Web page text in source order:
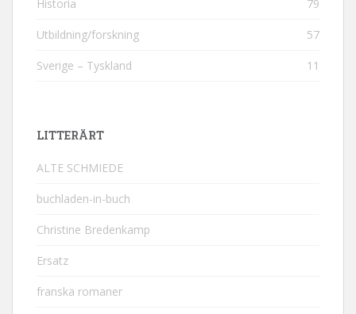
Historia 79
Utbildning/forskning 57
Sverige – Tyskland 11
LITTERÄRT
ALTE SCHMIEDE
buchladen-in-buch
Christine Bredenkamp
Ersatz
franska romaner